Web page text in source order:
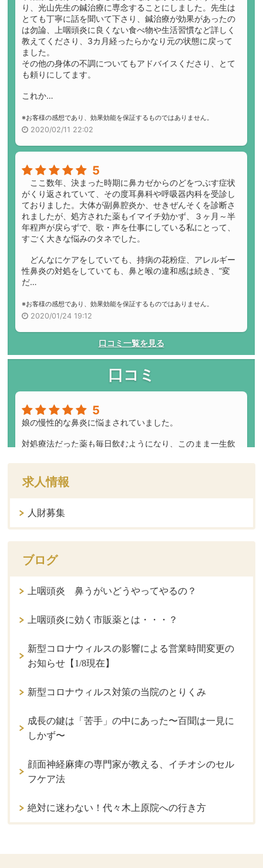
求人情報
人財募集
ブログ
上咽頭炎 鼻うがいどうやってやるの？
上咽頭炎に効く市販薬とは・・・？
新型コロナウィルスの影響による営業時間変更の
お知らせ【1/8現在】
新型コロナウィルス対策の当院のとりくみ
成長の鍵は「苦手」の中にあった〜百聞は一見に
しかず〜
顔面神経麻痺の専門家が教える、イチオシのセル
フケア法
絶対に迷わない！代々木上原院への行き方